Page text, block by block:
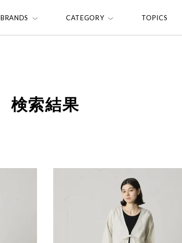
BRANDS CATEGORY TOPICS
検索結果